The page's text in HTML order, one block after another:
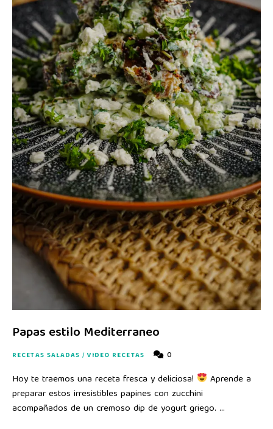
Papas estilo Mediterraneo
RECETAS SALADAS /VIDEO RECETAS 0
Hoy te traemos una receta fresca y deliciosa!
Aprende a
preparar estos irresistibles papines con zucchini
acompañados de un cremoso dip de yogurt griego. …